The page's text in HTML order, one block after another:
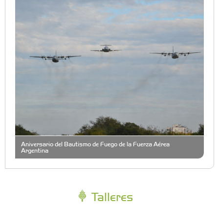
Aniversario del Bautismo de Fuego de la Fuerza Aérea
Argentina
Talleres